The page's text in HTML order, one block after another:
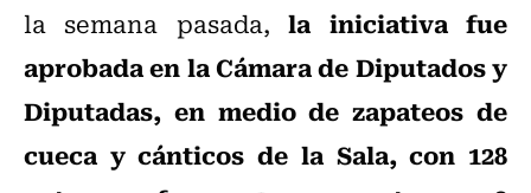
la semana pasada,la iniciativa fue
aprobada en la Cámara de Diputados y
Diputadas, en medio de zapateos de
cueca y cánticos de la Sala, con 128